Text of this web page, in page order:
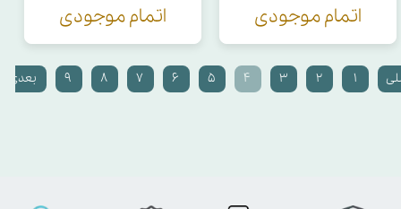
اتمام موجودی اتمام موجودی
۱ ۲ ۳ ۴ ۵ ۶ ۷ ۸ ۹ بعدی